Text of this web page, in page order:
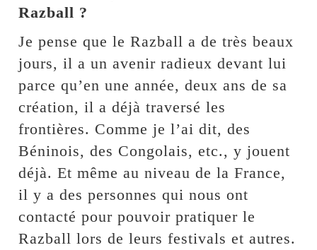
Razball ?
Je pense que le Razball a de très beaux
jours, il a un avenir radieux devant lui
parce qu’en une année, deux ans de sa
création, il a déjà traversé les
frontières. Comme je l’ai dit, des
Béninois, des Congolais, etc., y jouent
déjà. Et même au niveau de la France,
il y a des personnes qui nous ont
contacté pour pouvoir pratiquer le
Razball lors de leurs festivals et autres.